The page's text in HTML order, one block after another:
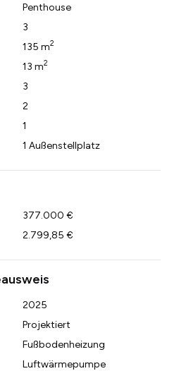
Penthouse
3
135 m2
13 m2
3
2
1
1 Außenstellplatz
377.000 €
2.799,85 €
2025
Projektiert
Fußbodenheizung
Luftwärmepumpe